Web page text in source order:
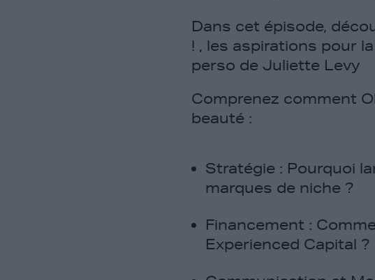
Dans cet épisode,
! , les aspirations pour
perso de Juliette Levy
Comprenez comment
beauté :
Stratégie : Pourquoi
marques de niche ?
Financement :
Experienced Capital ?